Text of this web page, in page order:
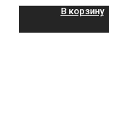
В корзину